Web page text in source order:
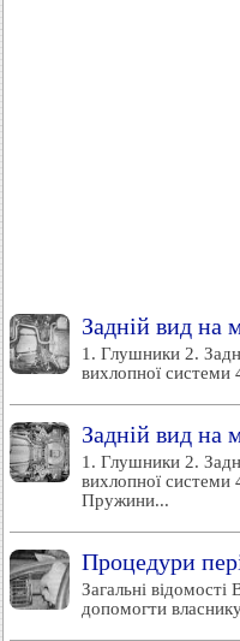
Задній вид на
1. Глушники 2.
вихлопної системи
Задній вид на
1. Глушники 2.
вихлопної системи
Пружини...
Процедури
Загальні відомості
допомогти